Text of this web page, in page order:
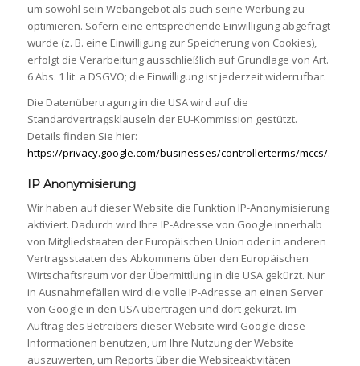
um sowohl sein Webangebot als auch seine Werbung zu
optimieren. Sofern eine entsprechende Einwilligung abgefragt
wurde (z. B. eine Einwilligung zur Speicherung von Cookies),
erfolgt die Verarbeitung ausschließlich auf Grundlage von Art.
6 Abs. 1 lit. a DSGVO; die Einwilligung ist jederzeit widerrufbar.
Die Datenübertragung in die USA wird auf die
Standardvertragsklauseln der EU-Kommission gestützt.
Details finden Sie hier:
https://privacy.google.com/businesses/controllerterms/mccs/.
IP Anonymisierung
Wir haben auf dieser Website die Funktion IP-Anonymisierung
aktiviert. Dadurch wird Ihre IP-Adresse von Google innerhalb
von Mitgliedstaaten der Europäischen Union oder in anderen
Vertragsstaaten des Abkommens über den Europäischen
Wirtschaftsraum vor der Übermittlung in die USA gekürzt. Nur
in Ausnahmefällen wird die volle IP-Adresse an einen Server
von Google in den USA übertragen und dort gekürzt. Im
Auftrag des Betreibers dieser Website wird Google diese
Informationen benutzen, um Ihre Nutzung der Website
auszuwerten, um Reports über die Websiteaktivitäten